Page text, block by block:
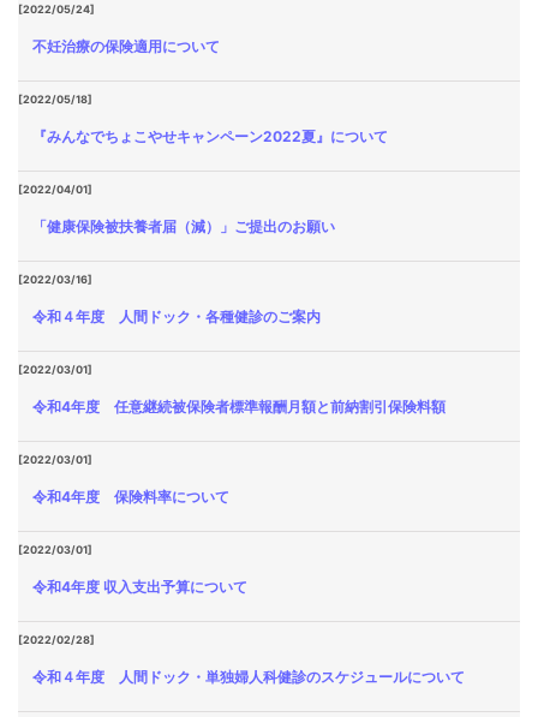
[2022/05/24]
不妊治療の保険適用について
[2022/05/18]
『みんなでちょこやせキャンペーン2022夏』について
[2022/04/01]
「健康保険被扶養者届（減）」ご提出のお願い
[2022/03/16]
令和４年度 人間ドック・各種健診のご案内
[2022/03/01]
令和4年度 任意継続被保険者標準報酬月額と前納割引保険料額
[2022/03/01]
令和4年度 保険料率について
[2022/03/01]
令和4年度 収入支出予算について
[2022/02/28]
令和４年度 人間ドック・単独婦人科健診のスケジュールについて